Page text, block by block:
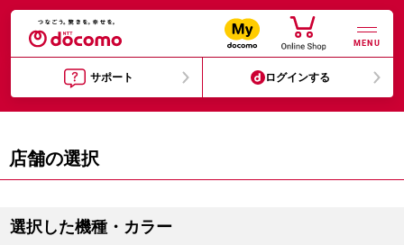
MENU
サポート ログインする
店舗の選択
選択した機種・カラー